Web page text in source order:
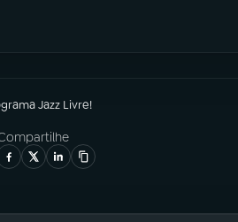
Jazz Livre!